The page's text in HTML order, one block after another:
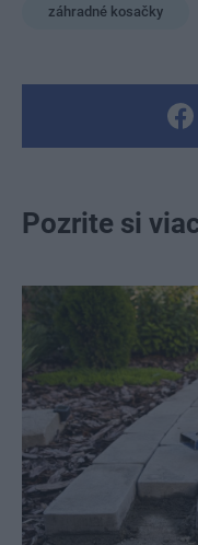
záhradné kosačky
Pozrite si